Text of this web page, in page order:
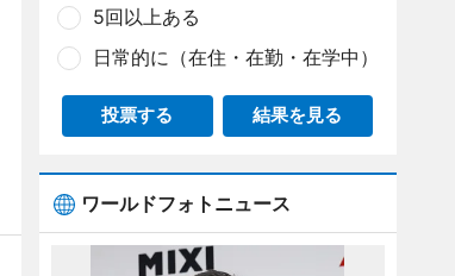
5回以上ある
日常的に（在住・在勤・在学中）
投票する 結果を見る
ワールドフォトニュース